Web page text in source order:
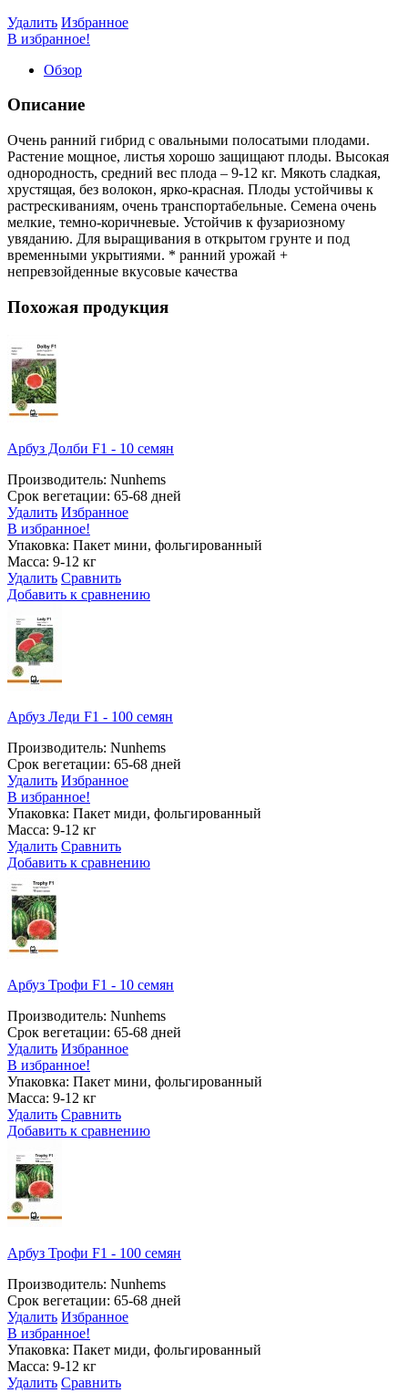
Удалить Избранное
В избранное!
Обзор
Описание
Очень ранний гибрид с овальными полосатыми плодами.
Растение мощное, листья хорошо защищают плоды. Высокая
однородность, средний вес плода – 9-12 кг. Мякоть сладкая,
хрустящая, без волокон, ярко-красная. Плоды устойчивы к
растрескиваниям, очень транспортабельные. Семена очень
мелкие, темно-коричневые. Устойчив к фузариозному
увяданию. Для выращивания в открытом грунте и под
временными укрытиями. * ранний урожай +
непревзойденные вкусовые качества
Похожая продукция
Арбуз Долби F1 - 10 семян
Производитель: Nunhems
Срок вегетации: 65-68 дней
Удалить Избранное
В избранное!
Упаковка: Пакет мини, фольгированный
Масса: 9-12 кг
Удалить Сравнить
Добавить к сравнению
Арбуз Леди F1 - 100 семян
Производитель: Nunhems
Срок вегетации: 65-68 дней
Удалить Избранное
В избранное!
Упаковка: Пакет миди, фольгированный
Масса: 9-12 кг
Удалить Сравнить
Добавить к сравнению
Арбуз Трофи F1 - 10 семян
Производитель: Nunhems
Срок вегетации: 65-68 дней
Удалить Избранное
В избранное!
Упаковка: Пакет мини, фольгированный
Масса: 9-12 кг
Удалить Сравнить
Добавить к сравнению
Арбуз Трофи F1 - 100 семян
Производитель: Nunhems
Срок вегетации: 65-68 дней
Удалить Избранное
В избранное!
Упаковка: Пакет миди, фольгированный
Масса: 9-12 кг
Удалить Сравнить